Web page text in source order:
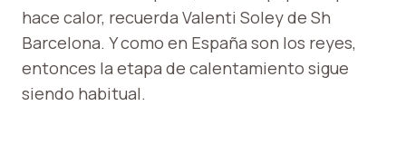
hace calor, recuerda Valenti Soley de Sh
Barcelona. Y como en España son los reyes,
entonces la etapa de calentamiento sigue
siendo habitual.